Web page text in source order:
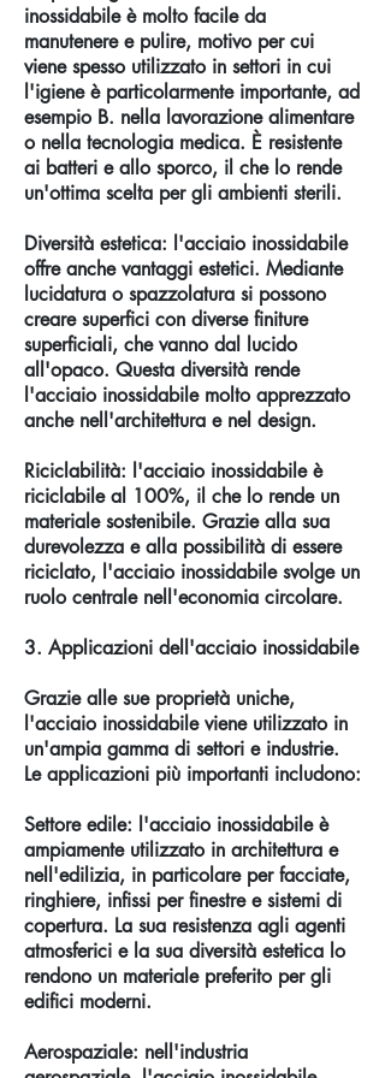
inossidabile è molto facile da
manutenere e pulire, motivo per cui
viene spesso utilizzato in settori in cui
l'igiene è particolarmente importante, ad
esempio B. nella lavorazione alimentare
o nella tecnologia medica. È resistente
ai batteri e allo sporco, il che lo rende
un'ottima scelta per gli ambienti sterili.
Diversità estetica: l'acciaio inossidabile
offre anche vantaggi estetici. Mediante
lucidatura o spazzolatura si possono
creare superfici con diverse finiture
superficiali, che vanno dal lucido
all'opaco. Questa diversità rende
l'acciaio inossidabile molto apprezzato
anche nell'architettura e nel design.
Riciclabilità: l'acciaio inossidabile è
riciclabile al 100%, il che lo rende un
materiale sostenibile. Grazie alla sua
durevolezza e alla possibilità di essere
riciclato, l'acciaio inossidabile svolge un
ruolo centrale nell'economia circolare.
3. Applicazioni dell'acciaio inossidabile
Grazie alle sue proprietà uniche,
l'acciaio inossidabile viene utilizzato in
un'ampia gamma di settori e industrie.
Le applicazioni più importanti includono:
Settore edile: l'acciaio inossidabile è
ampiamente utilizzato in architettura e
nell'edilizia, in particolare per facciate,
ringhiere, infissi per finestre e sistemi di
copertura. La sua resistenza agli agenti
atmosferici e la sua diversità estetica lo
rendono un materiale preferito per gli
edifici moderni.
Aerospaziale: nell'industria